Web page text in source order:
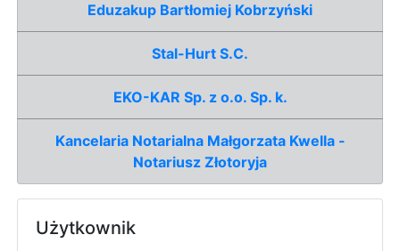
Eduzakup Bartłomiej Kobrzyński
Stal-Hurt S.C.
EKO-KAR Sp. z o.o. Sp. k.
Kancelaria Notarialna Małgorzata Kwella -
Notariusz Złotoryja
Użytkownik